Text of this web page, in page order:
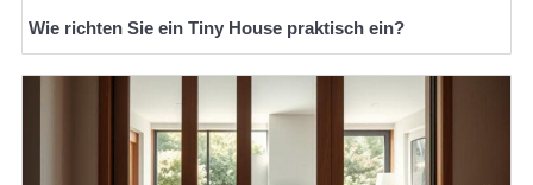
Wie richten Sie ein Tiny House praktisch ein?